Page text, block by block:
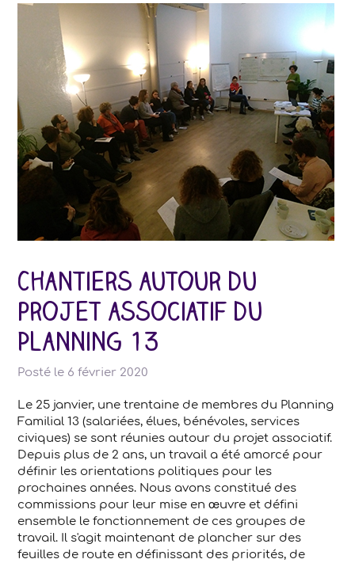
Chantiers autour du
projet associatif du
Planning 13
Posté le 6 février 2020
Le 25 janvier, une trentaine de membres du Planning
Familial 13 (salariées, élues, bénévoles, services
civiques) se sont réunies autour du projet associatif.
Depuis plus de 2 ans, un travail a été amorcé pour
définir les orientations politiques pour les
prochaines années. Nous avons constitué des
commissions pour leur mise en œuvre et défini
ensemble le fonctionnement de ces groupes de
travail. Il s'agit maintenant de plancher sur des
feuilles de route en définissant des priorités, de